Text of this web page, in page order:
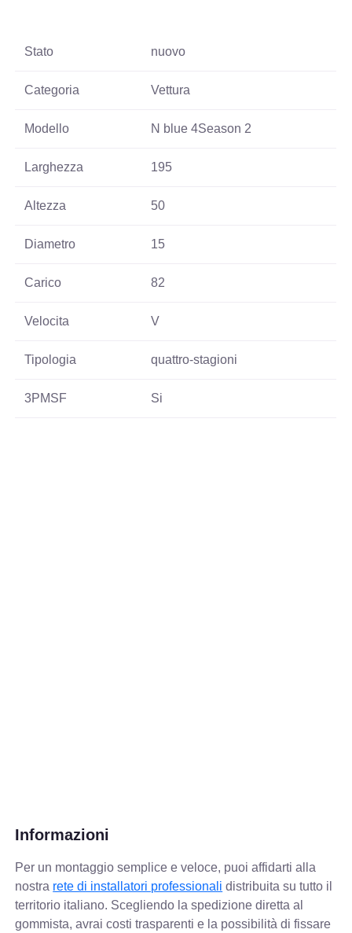
Stato nuovo
Categoria Vettura
Modello N blue 4Season 2
Larghezza 195
Altezza 50
Diametro 15
Carico 82
Velocita V
Tipologia quattro-stagioni
3PMSF Si
Informazioni
Per un montaggio semplice e veloce, puoi affidarti alla
nostra rete di installatori professionali distribuita su tutto il
territorio italiano. Scegliendo la spedizione diretta al
gommista, avrai costi trasparenti e la possibilità di fissare